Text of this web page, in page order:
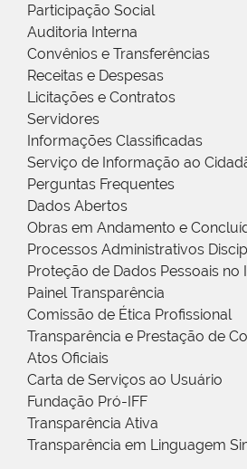
Participação Social
Auditoria Interna
Convênios e Transferências
Receitas e Despesas
Licitações e Contratos
Servidores
Informações Classificadas
Serviço de Informação ao
Perguntas Frequentes
Dados Abertos
Obras em Andamento e
Processos Administrativos
Proteção de Dados Pessoais no
Painel Transparência
Comissão de Ética Profissional
Transparência e Prestação de
Atos Oficiais
Carta de Serviços ao Usuário
Fundação Pró-IFF
Transparência Ativa
Transparência em Linguagem